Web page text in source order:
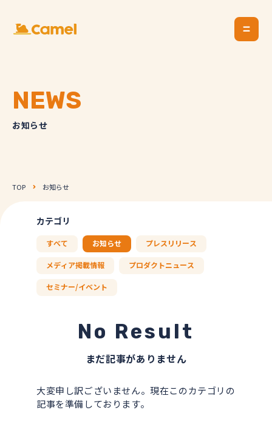
NEWS
お知らせ
TOP お知らせ
カテゴリ
すべて お知らせ プレスリリース
メディア掲載情報 プロダクトニュース
セミナー/イベント
No Result
まだ記事がありません
大変申し訳ございません。現在このカテゴリの
記事を準備しております。